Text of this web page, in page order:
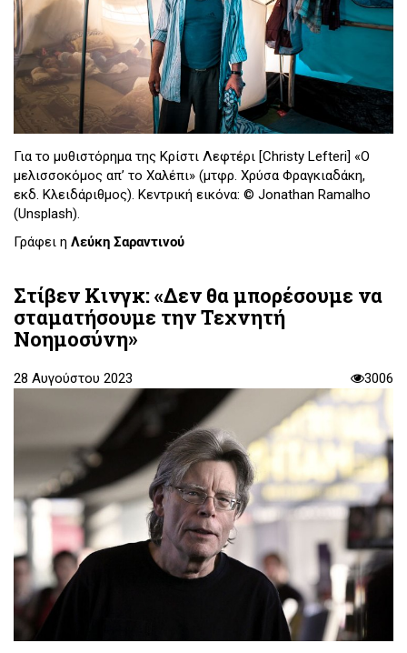
Για το μυθιστόρημα της Κρίστι Λεφτέρι [Christy Lefteri] «Ο
μελισσοκόμος απ’ το Χαλέπι» (μτφρ. Χρύσα Φραγκιαδάκη,
εκδ. Κλειδάριθμος). Κεντρική εικόνα: © Jonathan Ramalho
(Unsplash).
Γράφει η Λεύκη Σαραντινού
Στίβεν Κινγκ: «Δεν θα μπορέσουμε να
σταματήσουμε την Τεχνητή
Νοημοσύνη»
28 Αυγούστου 2023 3006